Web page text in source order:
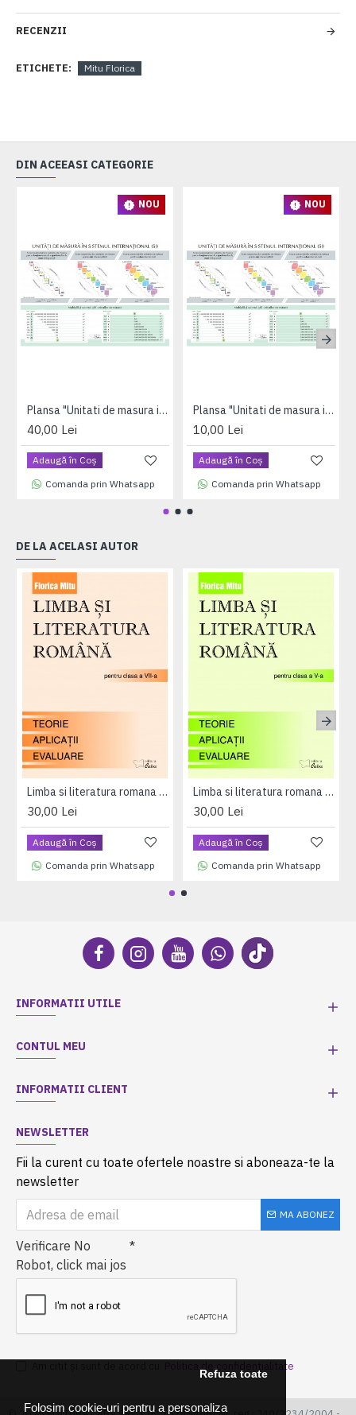
Folosim cookie-uri pentru a personaliza
Refuza toate
RECENZII
ETICHETE: Mitu Florica
DIN ACEEASI CATEGORIE
NOU
Plansa "Unitati de masura in sistemul international" A2 (plastifiata cu 2 benzi magnetice pe verso)
40,00 Lei
Adaugă în Coş
Comanda prin Whatsapp
NOU
Plansa "Unitati de masura in sistemul international" A3 (plastifiata cu 2 benzi magnetice pe verso)
10,00 Lei
Adaugă în Coş
Comanda prin Whatsapp
DE LA ACELASI AUTOR
Limba si literatura romana pentru clasa a VII-a --Teorie, Aplicaţii, Teste de evaluare
30,00 Lei
Adaugă în Coş
Comanda prin Whatsapp
Limba si literatura romana pentru clasa a V-a (Teorie, Aplicatii, Evaluare)
30,00 Lei
Adaugă în Coş
Comanda prin Whatsapp
INFORMATII UTILE
CONTUL MEU
INFORMATII CLIENT
NEWSLETTER
Fii la curent cu toate ofertele noastre si aboneaza-te la
newsletter
MA ABONEZ
Verificare No
Robot, click mai jos
Politica de confidentialitate